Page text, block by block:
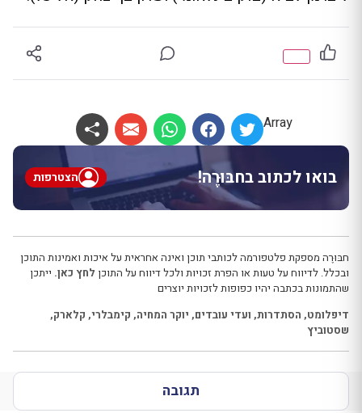
Array
בואו לכתוב בחבּוּרֶה! הצטרפות
חבּוּרֶה מספקת פלטפורמה לכותבי תוכן ואינה אחראית על איכות ואמינות התוכן
ובכלל. לדיווח על טעות או הפרת זכויות ולכל דיווח על התוכן לחץ כאן. ייתכן
שהתמונות בכתבה יהיו כפופות לזכויות יוצרים
דיפלומט, הסתדרות, ועדי עובדים, יוקר המחיה, קימבלרי, קלארק,
שסטוביץ
תגובה